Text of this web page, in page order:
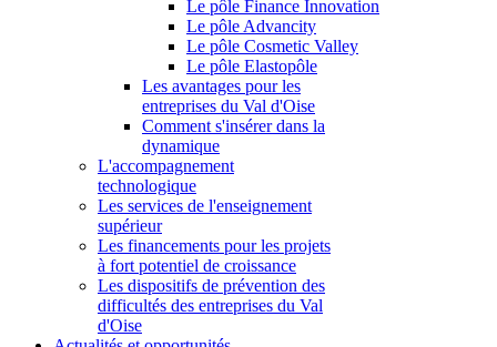
Le pôle Finance Innovation
Le pôle Advancity
Le pôle Cosmetic Valley
Le pôle Elastopôle
Les avantages pour les
entreprises du Val d'Oise
Comment s'insérer dans la
dynamique
L'accompagnement
technologique
Les services de l'enseignement
supérieur
Les financements pour les projets
à fort potentiel de croissance
Les dispositifs de prévention des
difficultés des entreprises du Val
d'Oise